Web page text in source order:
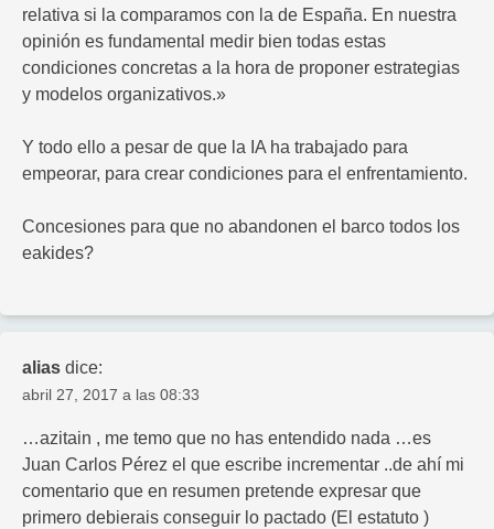
relativa si la comparamos con la de España. En nuestra
opinión es fundamental medir bien todas estas
condiciones concretas a la hora de proponer estrategias
y modelos organizativos.»
Y todo ello a pesar de que la IA ha trabajado para
empeorar, para crear condiciones para el enfrentamiento.
Concesiones para que no abandonen el barco todos los
eakides?
alias dice:
abril 27, 2017 a las 08:33
…azitain , me temo que no has entendido nada …es
Juan Carlos Pérez el que escribe incrementar ..de ahí mi
comentario que en resumen pretende expresar que
primero debierais conseguir lo pactado (El estatuto )